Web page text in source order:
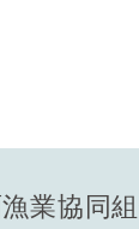
業協同